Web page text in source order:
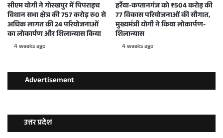
सीएम योगी ने गोरखपुर में पिपराइच
विधान सभा क्षेत्र की 757 करोड़ रु0 से
अधिक लागत की 24 परियोजनाओं
का लोकार्पण और शिलान्यास किया
4 weeks ago
हर्रैया-कप्तानगंज को ₹504 करोड़ की
77 विकास परियोजनाओं की सौगात,
मुख्यमंत्री योगी ने किया लोकार्पण-
शिलान्यास
4 weeks ago
Advertisement
उत्तर प्रदेश